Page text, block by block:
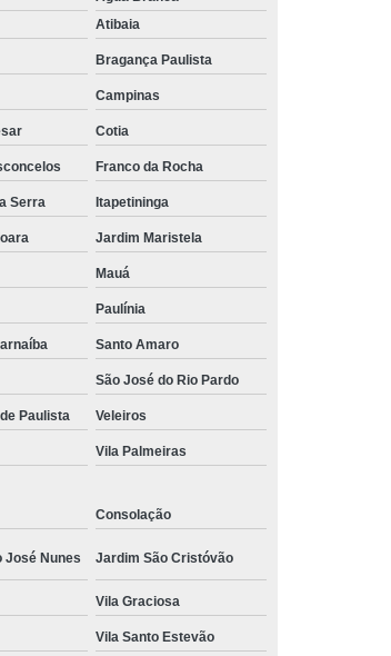
de Banho Fio Penteado
de Banho Algodão
de Banho Grande
Toalha de Pedicure
de Toalha de Manicure
Toalha Manicure Pedicure
para Manicure e Pedicure
para Pedicure e Manicure
São Paulo
de Toalha Banho e Rosto
de Rosto Branca
de Rosto Grande São Paulo
Toalha de Rosto Pequena
de Toalha para Rosto
Atibaia
Bragança Paulista
Campinas
Cotia
Franco da Rocha
Serra Itapetininga
Jardim Maristela
Mauá
Paulínia
Santo Amaro
São José do Rio Pardo
Paulista Veleiros
Vila Palmeiras
Consolação
José Nunes Jardim São Cristóvão
Vila Graciosa
Vila Santo Estevão